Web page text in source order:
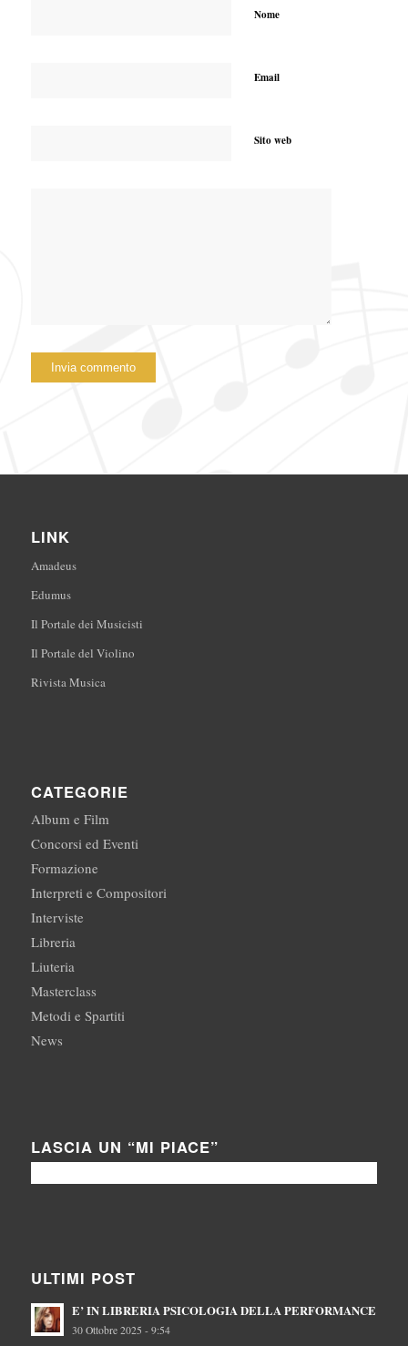
Nome
Email
Sito web
LINK
Amadeus
Edumus
Il Portale dei Musicisti
Il Portale del Violino
Rivista Musica
CATEGORIE
Album e Film
Concorsi ed Eventi
Formazione
Interpreti e Compositori
Interviste
Libreria
Liuteria
Masterclass
Metodi e Spartiti
News
LASCIA UN “MI PIACE”
ULTIMI POST
E’ IN LIBRERIA PSICOLOGIA DELLA PERFORMANCE
30 Ottobre 2025 - 9:54